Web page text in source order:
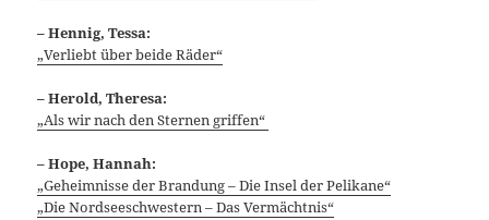
– Hennig, Tessa:
„Verliebt über beide Räder“
– Herold, Theresa:
„Als wir nach den Sternen griffen“
– Hope, Hannah:
„Geheimnisse der Brandung – Die Insel der Pelikane“
„Die Nordseeschwestern – Das Vermächtnis“